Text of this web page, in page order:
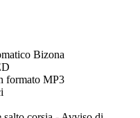
Bizona
formato MP3